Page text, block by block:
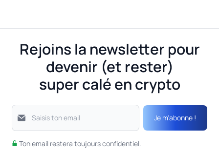
Rejoins la newsletter pour
devenir (et rester)
super calé en crypto
Saisis ton email Je m'abonne !
Ton email restera toujours confidentiel.